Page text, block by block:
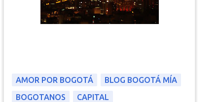
AMOR POR BOGOTÁ
BLOG BOGOTÁ MÍA
BOGOTANOS
CAPITAL